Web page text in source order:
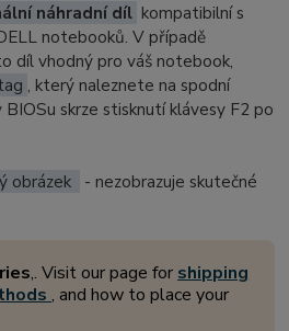
náhradní díl kompatibilní s
notebooků. V případě
díl vhodný pro váš notebook,
, který naleznete na spodní
skrze stisknutí klávesy F2 po
obrázek
- nezobrazuje skutečné
,. Visit our page for shipping
, and how to place your